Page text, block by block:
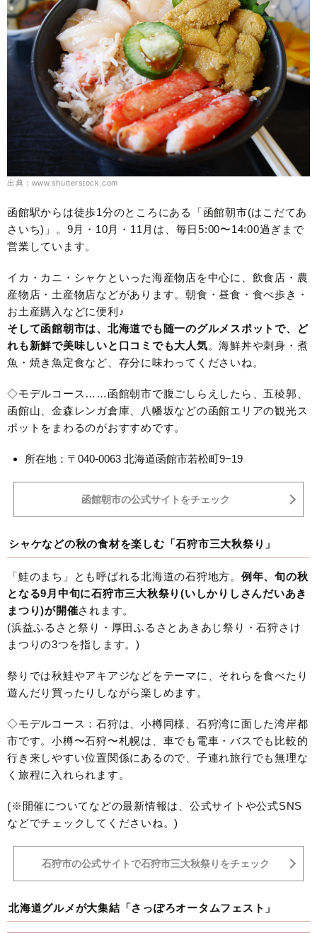
出典：www.shutterstock.com
函館駅からは徒歩1分のところにある「函館朝市(はこだてあ
さいち)」。9月・10月・11月は、毎日5:00〜14:00過ぎまで
営業しています。
イカ・カニ・シャケといった海産物店を中心に、飲食店・農
産物店・土産物店などがあります。朝食・昼食・食べ歩き・
お土産購入などに便利♪
そして函館朝市は、北海道でも随一のグルメスポットで、ど
れも新鮮で美味しいと口コミでも大人気。海鮮丼や刺身・煮
魚・焼き魚定食など、存分に味わってくださいね。
◇モデルコース……函館朝市で腹ごしらえしたら、五稜郭、
函館山、金森レンガ倉庫、八幡坂などの函館エリアの観光ス
ポットをまわるのがおすすめです。
所在地：〒040-0063 北海道函館市若松町9−19
函館朝市の公式サイトをチェック
シャケなどの秋の食材を楽しむ「石狩市三大秋祭り」
「鮭のまち」とも呼ばれる北海道の石狩地方。 例年、旬の秋
となる9月中旬に石狩市三大秋祭り(いしかりしさんだいあき
まつり)が開催されます。
(浜益ふるさと祭り・厚田ふるさとあきあじ祭り・石狩さけ
まつりの3つを指します。)
祭りでは秋鮭やアキアジなどをテーマに、それらを食べたり
遊んだり買ったりしながら楽しめます。
◇モデルコース：石狩は、小樽同様、石狩湾に面した湾岸都
市です。小樽〜石狩〜札幌は、車でも電車・バスでも比較的
行き来しやすい位置関係にあるので、子連れ旅行でも無理な
く旅程に入れられます。
(※開催についてなどの最新情報は、公式サイトや公式SNS
などでチェックしてくださいね。)
石狩市の公式サイトで石狩市三大秋祭りをチェック
北海道グルメが大集結「さっぽろオータムフェスト」